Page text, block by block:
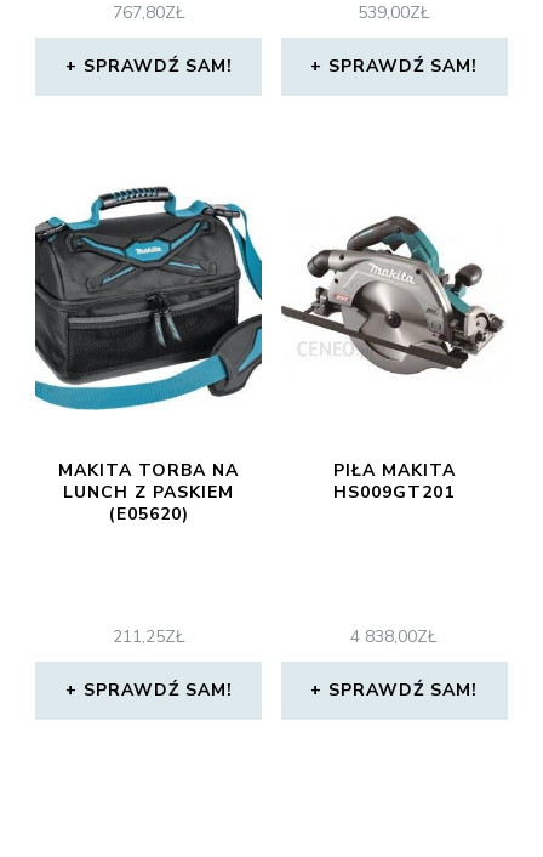
767,80ZŁ
SPRAWDŹ SAM!
539,00ZŁ
SPRAWDŹ SAM!
MAKITA TORBA NA
LUNCH Z PASKIEM
(E05620)
211,25ZŁ
SPRAWDŹ SAM!
PIŁA MAKITA
HS009GT201
4 838,00ZŁ
SPRAWDŹ SAM!